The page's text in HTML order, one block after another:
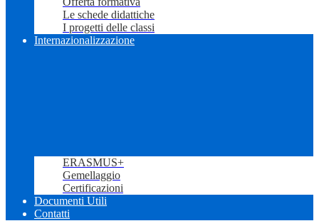
Le schede didattiche
I progetti delle classi
Internazionalizzazione
ERASMUS+
Gemellaggio
Certificazioni
Documenti Utili
Contatti